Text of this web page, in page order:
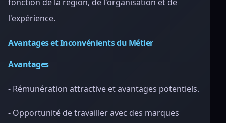
l'expérience.
Avantages et Inconvénients du Métier
Avantages
- Rémunération attractive et avantages potentiels.
- Opportunité de travailler avec des marques